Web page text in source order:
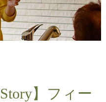
】フィー